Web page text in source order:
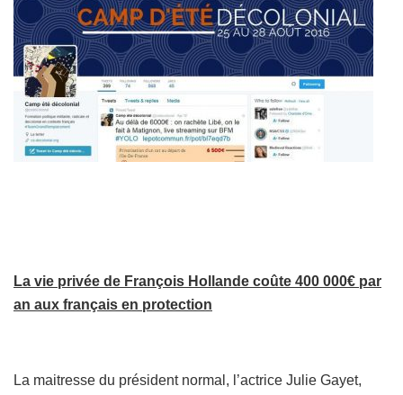
La vie privée de François Hollande coûte 400 000€ par
an aux français en protection
La maitresse du président normal, l’actrice Julie Gayet,